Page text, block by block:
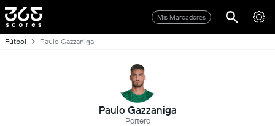
Mis Marcadores
Fútbol Paulo Gazzaniga
Paulo Gazzaniga
Portero